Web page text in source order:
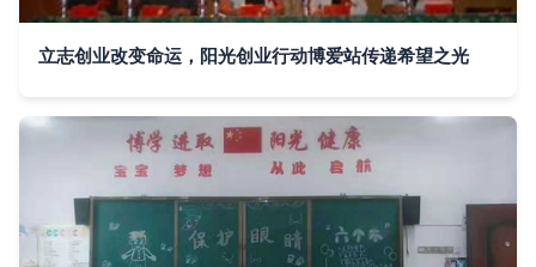
立志创业改变命运，阳光创业行动博爱站传递希望之光